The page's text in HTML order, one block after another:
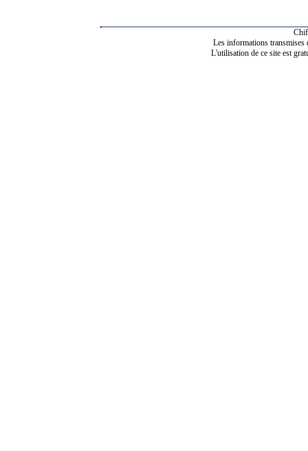
Les informations transmises
L'utilisation de ce site est